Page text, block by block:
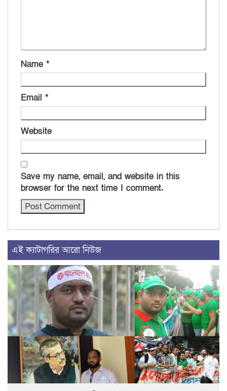
Name *
Email *
Website
Save my name, email, and website in this
browser for the next time I comment.
এই ক্যাটাগরির আরো নিউজ